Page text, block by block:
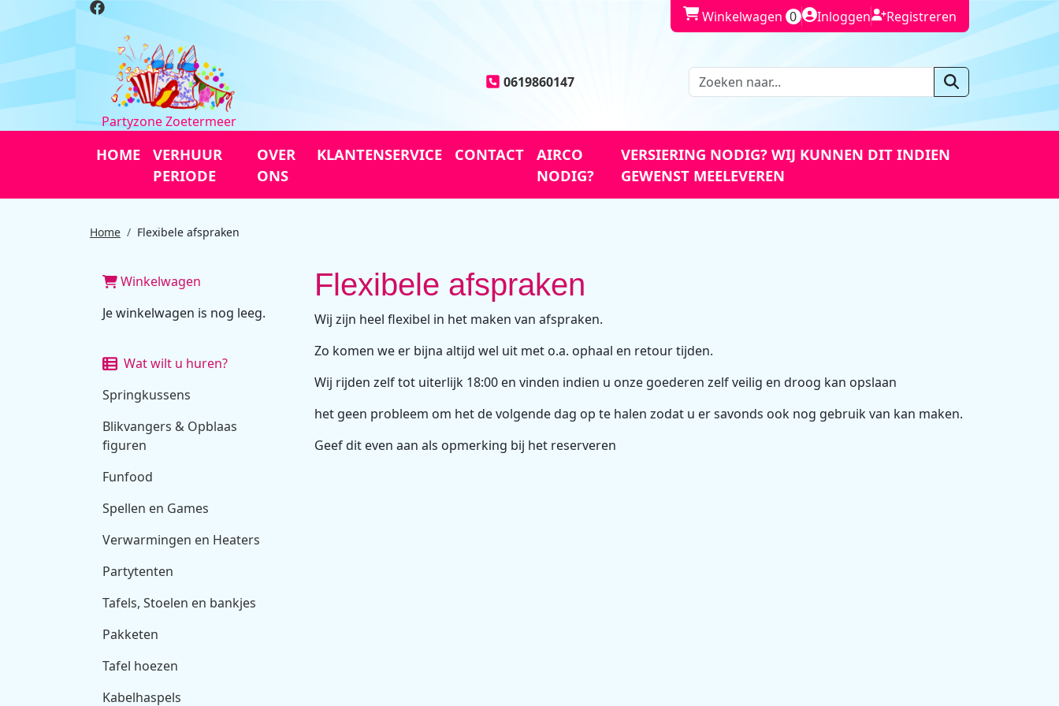
winkelwagen
Winkelwagen 0 inloggen
Inloggenregistreren
Registreren
Partyzone Zoetermeer
0619860147
HOME
VERHUUR
PERIODE
OVER
ONS
KLANTENSERVICE CONTACT
AIRCO
NODIG?
VERSIERING NODIG? WIJ KUNNEN DIT INDIEN
GEWENST MEELEVEREN
Home Flexibele afspraken
Winkelwagen
Je winkelwagen is nog leeg.
Wat wilt u huren?
Springkussens
Blikvangers & Opblaas
figuren
Funfood
Spellen en Games
Verwarmingen en Heaters
Partytenten
Tafels, Stoelen en bankjes
Pakketen
Tafel hoezen
Kabelhaspels
Flexibele afspraken
Wij zijn heel flexibel in het maken van afspraken.
Zo komen we er bijna altijd wel uit met o.a. ophaal en retour tijden.
Wij rijden zelf tot uiterlijk 18:00 en vinden indien u onze goederen zelf veilig en droog kan opslaan
het geen probleem om het de volgende dag op te halen zodat u er savonds ook nog gebruik van kan maken.
Geef dit even aan als opmerking bij het reserveren